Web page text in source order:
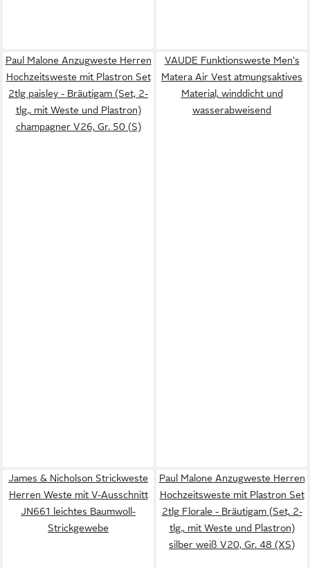
Paul Malone Anzugweste Herren
Hochzeitsweste mit Plastron Set
2tlg paisley - Bräutigam (Set, 2-
tlg., mit Weste und Plastron)
champagner V26, Gr. 50 (S)
VAUDE Funktionsweste Men's
Matera Air Vest atmungsaktives
Material, winddicht und
wasserabweisend
James & Nicholson Strickweste
Herren Weste mit V-Ausschnitt
JN661 leichtes Baumwoll-
Strickgewebe
Paul Malone Anzugweste Herren
Hochzeitsweste mit Plastron Set
2tlg Florale - Bräutigam (Set, 2-
tlg., mit Weste und Plastron)
silber weiß V20, Gr. 48 (XS)